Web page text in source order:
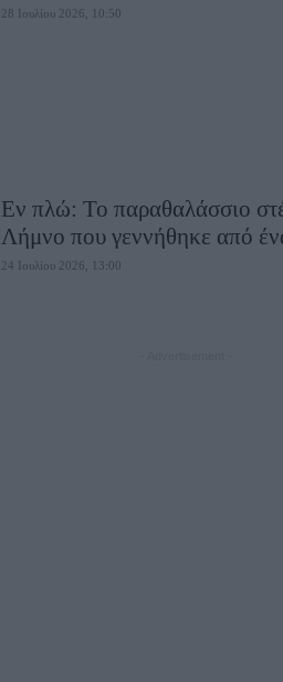
28 Ιουλίου 2026, 10:50
Εν πλώ: Το παραθαλάσσιο
Λήμνο που γεννήθηκε από
24 Ιουλίου 2026, 13:00